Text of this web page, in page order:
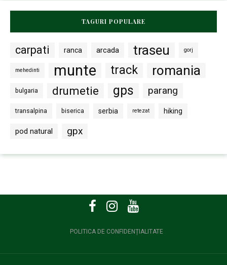
TAGURI POPULARE
carpati ranca arcada traseu gorj
mehedinti munte track romania
bulgaria drumetie gps parang
transalpina biserica serbia retezat hiking
pod natural gpx
POLITICA DE CONFIDENȚIALITATE